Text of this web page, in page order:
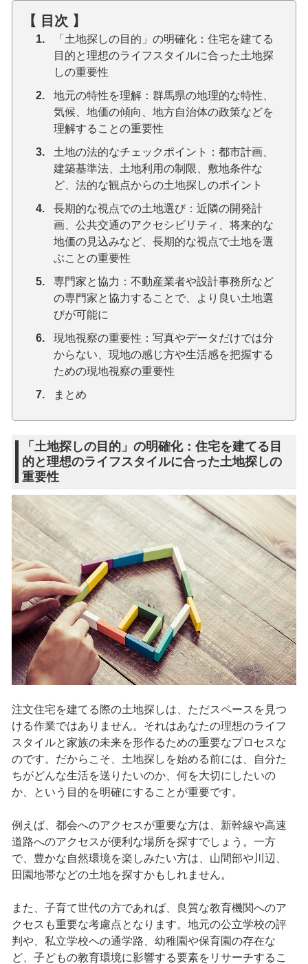
【 目次 】
「土地探しの目的」の明確化：住宅を建てる
目的と理想のライフスタイルに合った土地探
しの重要性
地元の特性を理解：群馬県の地理的な特性、
気候、地価の傾向、地方自治体の政策などを
理解することの重要性
土地の法的なチェックポイント：都市計画、
建築基準法、土地利用の制限、敷地条件な
ど、法的な観点からの土地探しのポイント
長期的な視点での土地選び：近隣の開発計
画、公共交通のアクセシビリティ、将来的な
地価の見込みなど、長期的な視点で土地を選
ぶことの重要性
専門家と協力：不動産業者や設計事務所など
の専門家と協力することで、より良い土地選
びが可能に
現地視察の重要性：写真やデータだけでは分
からない、現地の感じ方や生活感を把握する
ための現地視察の重要性
まとめ
「土地探しの目的」の明確化：住宅を建てる目
的と理想のライフスタイルに合った土地探しの
重要性
注文住宅を建てる際の土地探しは、ただスペースを見つ
ける作業ではありません。それはあなたの理想のライフ
スタイルと家族の未来を形作るための重要なプロセスな
のです。だからこそ、土地探しを始める前には、自分た
ちがどんな生活を送りたいのか、何を大切にしたいの
か、という目的を明確にすることが重要です。
例えば、都会へのアクセスが重要な方は、新幹線や高速
道路へのアクセスが便利な場所を探すでしょう。一方
で、豊かな自然環境を楽しみたい方は、山間部や川辺、
田園地帯などの土地を探すかもしれません。
また、子育て世代の方であれば、良質な教育機関へのア
クセスも重要な考慮点となります。地元の公立学校の評
判や、私立学校への通学路、幼稚園や保育園の存在な
ど、子どもの教育環境に影響する要素をリサーチするこ